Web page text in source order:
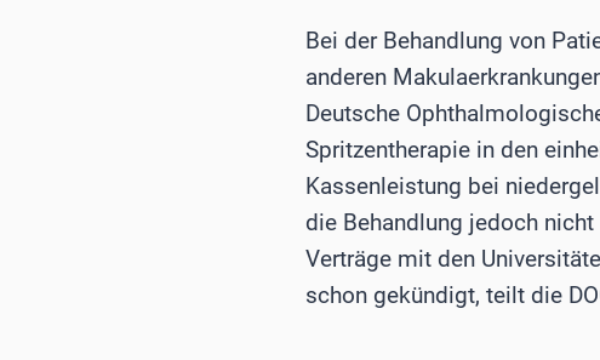
Bei der Behandlung von
anderen
Deutsche
Spritzentherapie in den
Kassenleistung bei
die Behandlung jedoch
Verträge mit den
schon gekündigt, teilt die